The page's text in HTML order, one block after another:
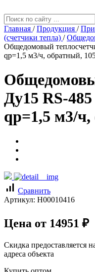
Главная /Продукция /
(счетчики тепла) /
Общедомовый
qp=1,5 м3/ч, обратный,
Ду15 RS-
qp=1,5 м3/ч,
signal_cellular_alt Сравнить
Артикул: Н00010416
Цена от 14951 ₽
Скидка предоставляется
адреса объекта